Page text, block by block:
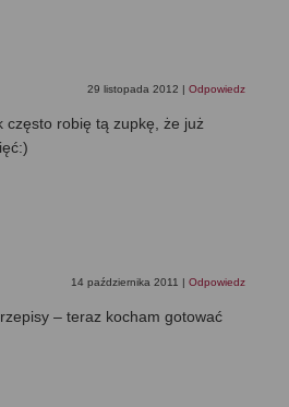
29 listopada 2012 | Odpowiedz
często robię tą zupkę, że już
14 października 2011 | Odpowiedz
– teraz kocham gotować